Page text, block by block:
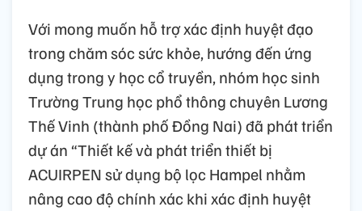
Với mong muốn hỗ trợ xác định huyệt đạo
trong chăm sóc sức khỏe, hướng đến ứng
dụng trong y học cổ truyền, nhóm học sinh
Trường Trung học phổ thông chuyên Lương
Thế Vinh (thành phố Đồng Nai) đã phát triển
dự án “Thiết kế và phát triển thiết bị
ACUIRPEN sử dụng bộ lọc Hampel nhằm
nâng cao độ chính xác khi xác định huyệt